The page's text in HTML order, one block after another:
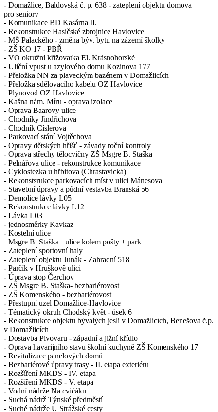
- Domažlice, Baldovská č. p. 638 - zateplení objektu domova
pro seniory
- Komunikace BD Kasárna II.
- Rekonstrukce Hasičské zbrojnice Havlovice
- MŠ Palackého - změna býv. bytu na zázemí školky
- ZŠ KO 17 - PBŘ
- VO okružní křižovatka El. Krásnohorské
- Uliční vpust u azylového domu Kozinova 177
- Přeložka NN za plaveckým bazénem v Domažlicích
- Přeložka sdělovacího kabelu OZ Havlovice
- Plynovod OZ Havlovice
- Kašna nám. Míru - oprava izolace
- Oprava Baarovy ulice
- Chodníky Jindřichova
- Chodník Císlerova
- Parkovací stání Vojtěchova
- Opravy dětských hřišť - závady roční kontroly
- Oprava střechy tělocvičny ZŠ Msgre B. Staška
- Pelnářova ulice - rekonstrukce komunikace
- Cyklostezka u hřbitova (Chrastavická)
- Rekonstsrukce parkovacích míst v ulici Mánesova
- Stavební úpravy a půdní vestavba Branská 56
- Demolice lávky L05
- Rekonstrukce lávky L12
- Lávka L03
- jednosměrky Kavkaz
- Kostelní ulice
- Msgre B. Staška - ulice kolem pošty + park
- Zateplení sportovní haly
- Zateplení objektu Junák - Zahradní 518
- Parčík v Hruškově ulici
- Úprava stop Čerchov
- ZŠ Msgre B. Staška- bezbariérovost
- ZŠ Komenského - bezbariérovost
- Přestupní uzel Domažlice-Havlovice
- Tématický okruh Chodský květ - úsek 6
- Rekonstrukce objektu bývalých jeslí v Domažlicích, Benešova č.p.
v Domažlicích
- Dostavba Pivovaru - západní a jižní křídlo
- Oprava havarijního stavu školní kuchyně ZŠ Komenského 17
- Revitalizace panelových domů
- Bezbariérové úpravy trasy - II. etapa exteriéru
- Rozšíření MKDS - IV. etapa
- Rozšíření MKDS - V. etapa
- Vodní nádrže Na cvičáku
- Suchá nádrž Týnské předměstí
- Suché nádrže U Strážské cesty